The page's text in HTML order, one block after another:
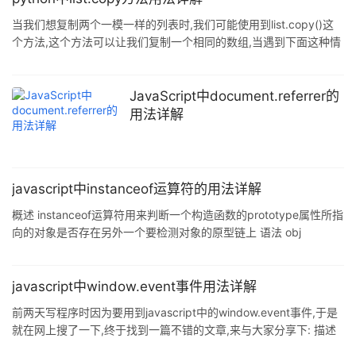
当我们想复制两个一模一样的列表时,我们可能使用到list.copy()这
个方法,这个方法可以让我们复制一个相同的数组,当遇到下面这种情
print(nameList, nameList1) 此时打印出nameList和nameList1时,两
个列表的元素是下面这样 [1, 55, 3,
JavaScript中document.referrer的
用法详解
javascript中instanceof运算符的用法详解
概述 instanceof运算符用来判断一个构造函数的prototype属性所指
向的对象是否存在另外一个要检测对象的原型链上 语法 obj
数 object 的原型链上. 实例 1.instanceof的普通的用法,obj
javascript中window.event事件用法详解
前两天写程序时因为要用到javascript中的window.event事件,于是
就在网上搜了一下,终于找到一篇不错的文章,来与大家分享下: 描述